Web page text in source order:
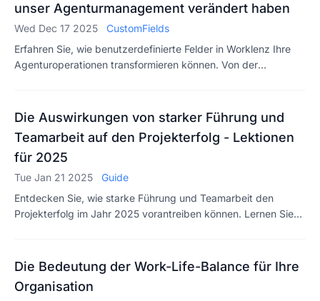
unser Agenturmanagement verändert haben
Wed Dec 17 2025
CustomFields
Erfahren Sie, wie benutzerdefinierte Felder in Worklenz Ihre
Agenturoperationen transformieren können. Von der
Unternehmen sagen, dass anpassbare Tools für ihren Erfolg
entscheidend sind. Reale Beispiele inklusive.
Die Auswirkungen von starker Führung und
Teamarbeit auf den Projekterfolg - Lektionen
für 2025
Tue Jan 21 2025
Guide
Entdecken Sie, wie starke Führung und Teamarbeit den
Projekterfolg im Jahr 2025 vorantreiben können. Lernen Sie
Worklenz.
Die Bedeutung der Work-Life-Balance für Ihre
Organisation